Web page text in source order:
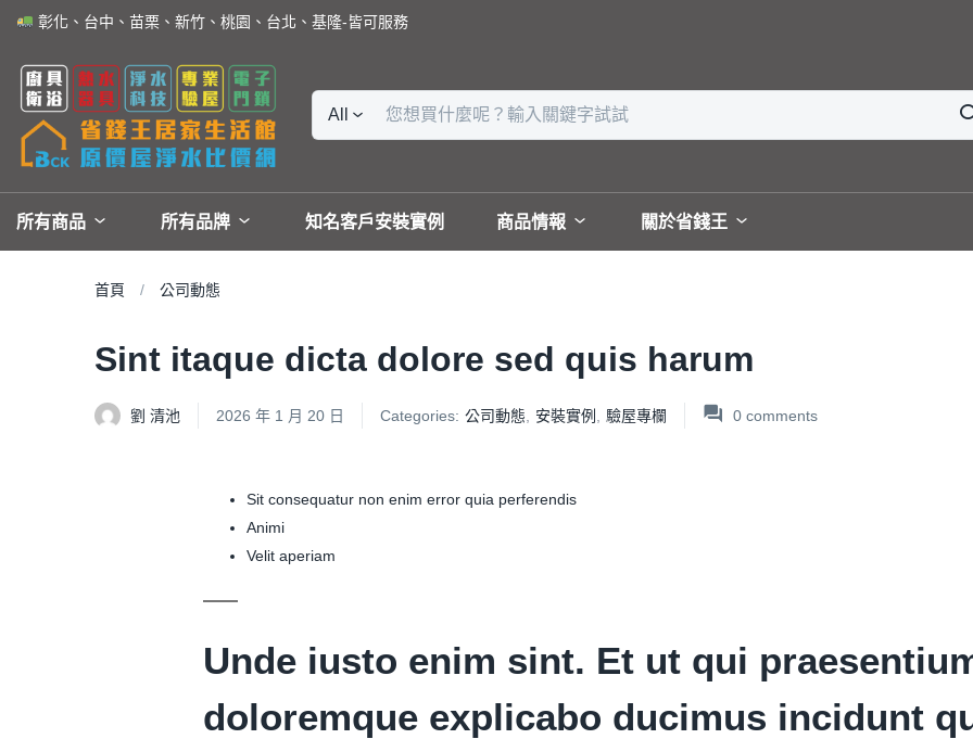
彰化、台中、苗栗、新竹、桃園、台北、基隆-皆可服務
All
所有商品 所有品牌 知名客戶安裝實例 商品情報 關於省錢王
首頁 公司動態
Sint itaque dicta dolore sed quis harum
劉 清池 2026 年 1 月 20 日 Categories: 公司動態 安裝實例 驗屋專欄 0 comments
Sit consequatur non enim error quia perferendis
Animi
Velit aperiam
Unde iusto enim sint. Et ut qui
doloremque explicabo ducimus incidunt